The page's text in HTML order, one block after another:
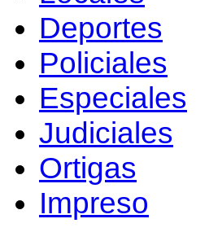
Deportes
Policiales
Especiales
Judiciales
Ortigas
Impreso